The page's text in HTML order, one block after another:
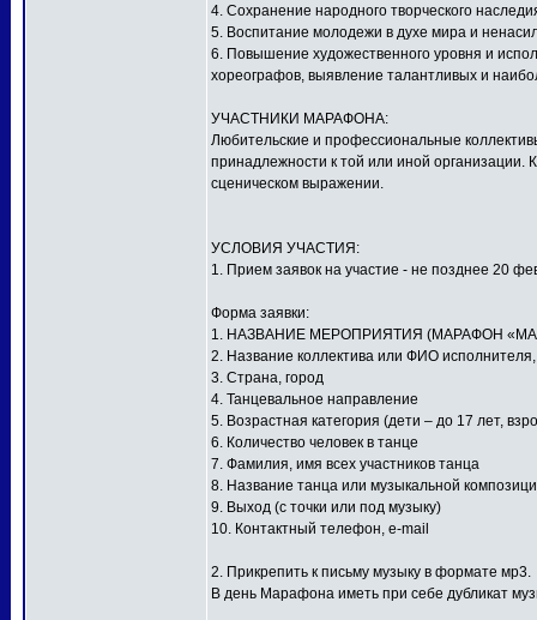
4. Сохранение народного творческого
5. Воспитание молодежи в духе мира и
6. Повышение художественного уровня и
хореографов, выявление талантливых и
УЧАСТНИКИ МАРАФОНА:
Любительские и профессиональные
принадлежности к той или иной организации.
сценическом выражении.
УСЛОВИЯ УЧАСТИЯ:
1. Прием заявок на участие - не позднее 20
Форма заявки:
1. НАЗВАНИЕ МЕРОПРИЯТИЯ (МАРАФОН
2. Название коллектива или ФИО
3. Страна, город
4. Танцевальное направление
5. Возрастная категория (дети – до 17 лет,
6. Количество человек в танце
7. Фамилия, имя всех участников танца
8. Название танца или музыкальной
9. Выход (с точки или под музыку)
10. Контактный телефон, e-mail
2. Прикрепить к письму музыку в формате мр3.
В день Марафона иметь при себе дубликат